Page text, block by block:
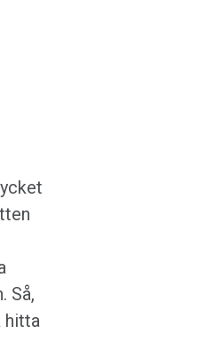
Så,
hitta